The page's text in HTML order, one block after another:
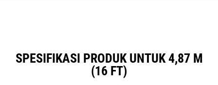
SPESIFIKASI PRODUK UNTUK 4,87 M
(16 FT)